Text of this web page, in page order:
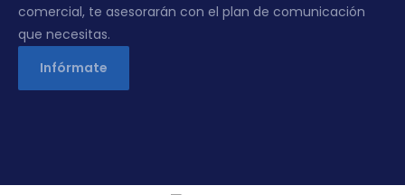
comercial, te asesorarán con el plan de comunicación
que necesitas.
Infórmate